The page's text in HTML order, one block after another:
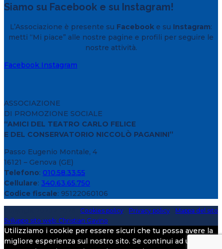
Siamo su Facebook e su Instagram!
L’Associazione è presente su Facebook e su Instagram:
metti “Mi piace” alle nostre pagine e profili per seguire le
nostre attività.
Facebook Instagram
ASSOCIAZIONE
DI PROMOZIONE SOCIALE
“AMICI DEL TEATRO CARLO FELICE
E DEL CONSERVATORIO NICCOLÒ PAGANINI”
Passo Eugenio Montale, 4
16121 – Genova (GE)
Telefono: 010.58.33.55
Cellulare: 340.63.65.750
Codice fiscale: 95122060106
Cookies policy Privacy policy
Mappa del sito
Sviluppo sito web: Christian Gavino
Utilizziamo i cookie per essere sicuri che tu possa avere la
migliore esperienza sul nostro sito. Se continui ad utilizzare